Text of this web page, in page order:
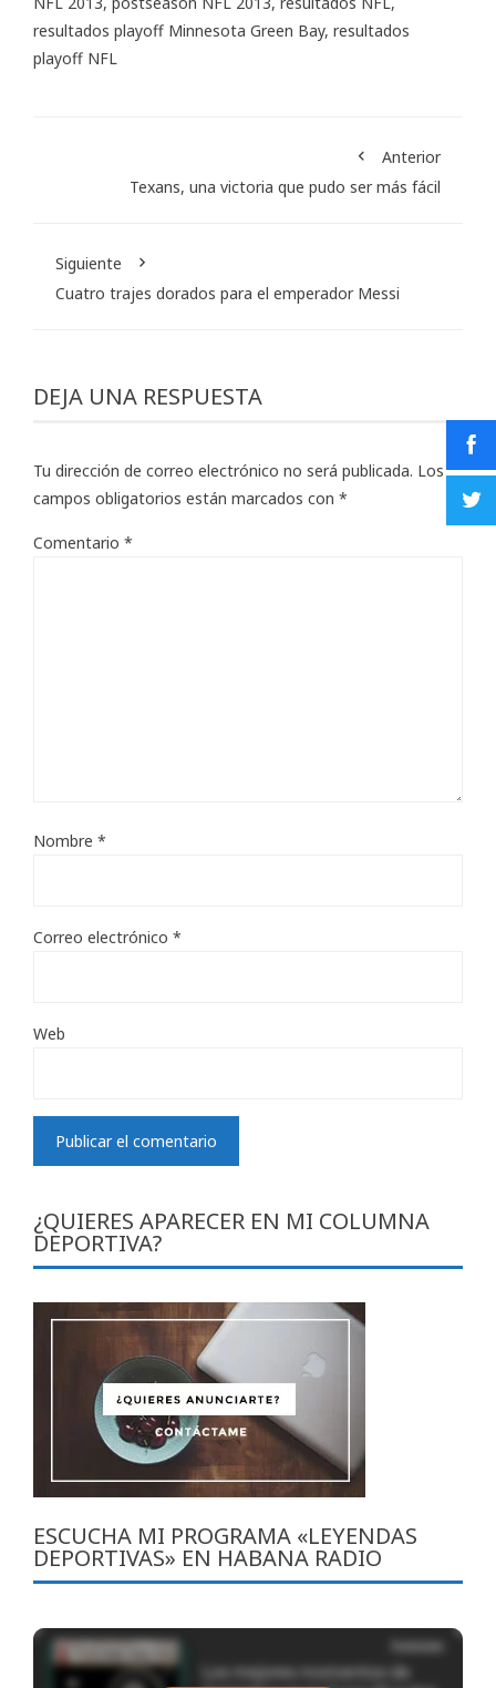
resultados playoff Minnesota Green Bay, resultados
playoff NFL
Anterior
Texans, una victoria que pudo ser más fácil
Siguiente
Cuatro trajes dorados para el emperador Messi
DEJA UNA RESPUESTA
Tu dirección de correo electrónico no será publicada. Los
campos obligatorios están marcados con *
Comentario *
Nombre *
Correo electrónico *
Web
¿QUIERES APARECER EN MI COLUMNA
DEPORTIVA?
ESCUCHA MI PROGRAMA «LEYENDAS
DEPORTIVAS» EN HABANA RADIO